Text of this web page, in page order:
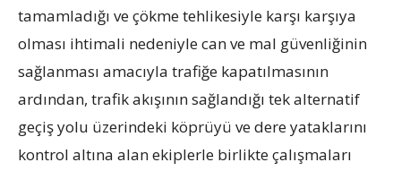
tamamladığı ve çökme tehlikesiyle karşı karşıya
olması ihtimali nedeniyle can ve mal güvenliğinin
sağlanması amacıyla trafiğe kapatılmasının
ardından, trafik akışının sağlandığı tek alternatif
geçiş yolu üzerindeki köprüyü ve dere yataklarını
kontrol altına alan ekiplerle birlikte çalışmaları